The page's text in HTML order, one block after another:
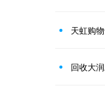
天虹购
回收大